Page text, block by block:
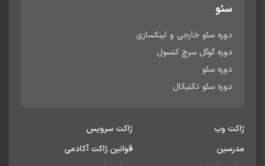
سئو
دوره سئو خارجی و لینکسازی
دوره گوگل سرچ کنسول
دوره سئو
دوره سئو تکنیکال
ژاکت وب
ژاکت سرویس
مدرسین
قوانین ژاکت آکادمی